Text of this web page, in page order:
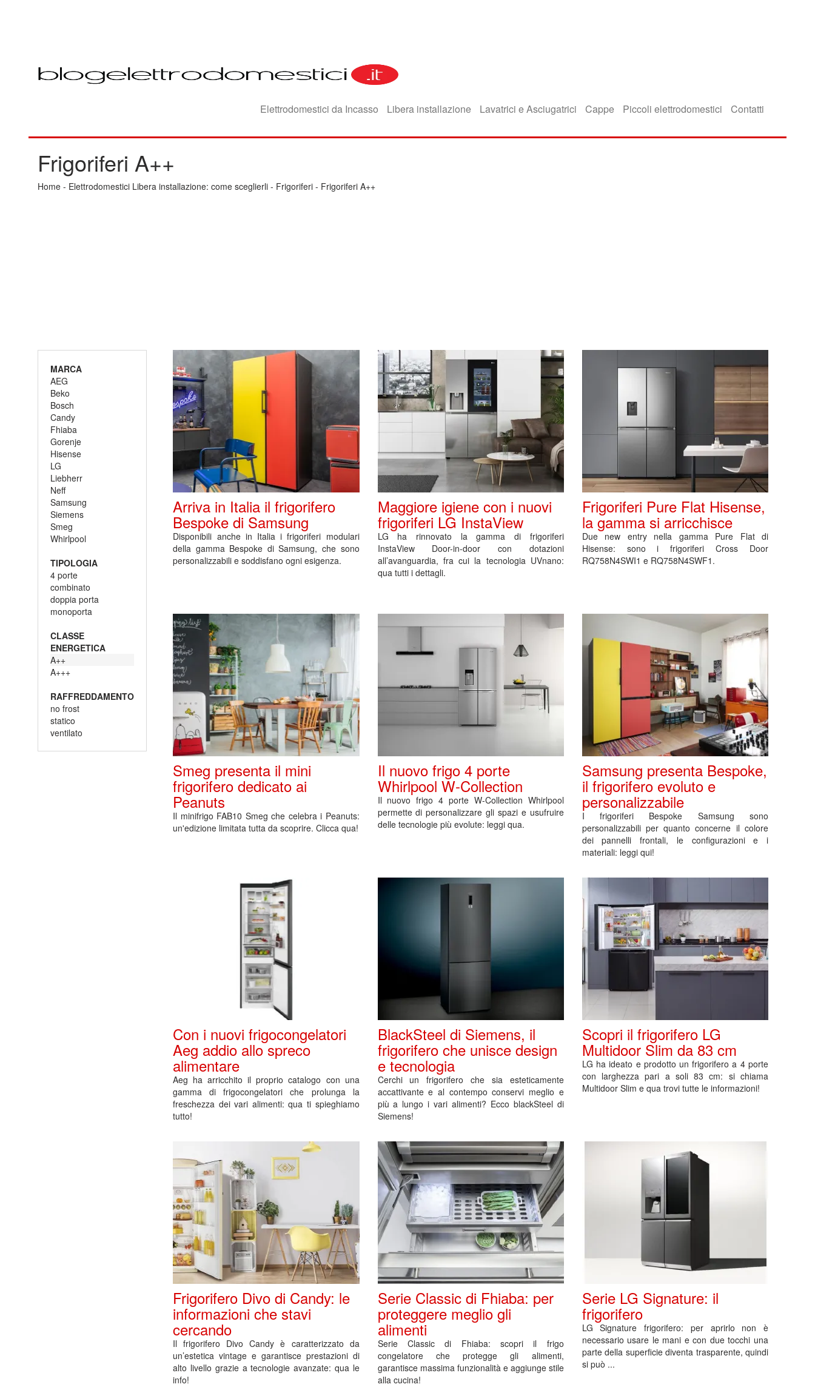
Elettrodomestici da Incasso Libera installazione Lavatrici e Asciugatrici Cappe Piccoli elettrodomestici Contatti
Frigoriferi A++
Home - Elettrodomestici Libera installazione: come sceglierli - Frigoriferi - Frigoriferi A++
MARCA
AEG
Beko
Bosch
Candy
Fhiaba
Gorenje
Hisense
LG
Liebherr
Neff
Samsung
Siemens
Smeg
Whirlpool
TIPOLOGIA
4 porte
combinato
doppia porta
monoporta
CLASSE
ENERGETICA
A++
A+++
RAFFREDDAMENTO
no frost
statico
ventilato
Arriva in Italia il frigorifero
Bespoke di Samsung
Disponibili anche in Italia i frigoriferi modulari
della gamma Bespoke di Samsung, che sono
personalizzabili e soddisfano ogni esigenza.
Maggiore igiene con i nuovi
frigoriferi LG InstaView
LG ha rinnovato la gamma di frigoriferi
InstaView Door-in-door con dotazioni
all’avanguardia, fra cui la tecnologia UVnano:
qua tutti i dettagli.
Frigoriferi Pure Flat Hisense,
la gamma si arricchisce
Due new entry nella gamma Pure Flat di
Hisense: sono i frigoriferi Cross Door
RQ758N4SWI1 e RQ758N4SWF1.
Smeg presenta il mini
frigorifero dedicato ai
Peanuts
Il minifrigo FAB10 Smeg che celebra i Peanuts:
un'edizione limitata tutta da scoprire. Clicca qua!
Il nuovo frigo 4 porte
Whirlpool W-Collection
Il nuovo frigo 4 porte W-Collection Whirlpool
permette di personalizzare gli spazi e usufruire
delle tecnologie più evolute: leggi qua.
Samsung presenta Bespoke,
il frigorifero evoluto e
personalizzabile
I frigoriferi Bespoke Samsung sono
personalizzabili per quanto concerne il colore
dei pannelli frontali, le configurazioni e i
materiali: leggi qui!
Con i nuovi frigocongelatori
Aeg addio allo spreco
alimentare
Aeg ha arricchito il proprio catalogo con una
gamma di frigocongelatori che prolunga la
freschezza dei vari alimenti: qua ti spieghiamo
tutto!
BlackSteel di Siemens, il
frigorifero che unisce design
e tecnologia
Cerchi un frigorifero che sia esteticamente
accattivante e al contempo conservi meglio e
più a lungo i vari alimenti? Ecco blackSteel di
Siemens!
Scopri il frigorifero LG
Multidoor Slim da 83 cm
LG ha ideato e prodotto un frigorifero a 4 porte
con larghezza pari a soli 83 cm: si chiama
Multidoor Slim e qua trovi tutte le informazioni!
Frigorifero Divo di Candy: le
informazioni che stavi
cercando
Il frigorifero Divo Candy è caratterizzato da
un’estetica vintage e garantisce prestazioni di
alto livello grazie a tecnologie avanzate: qua le
info!
Serie Classic di Fhiaba: per
proteggere meglio gli
alimenti
Serie Classic di Fhiaba: scopri il frigo
congelatore che protegge gli alimenti,
garantisce massima funzionalità e aggiunge stile
alla cucina!
Serie LG Signature: il
frigorifero
LG Signature frigorifero: per aprirlo non è
necessario usare le mani e con due tocchi una
parte della superficie diventa trasparente, quindi
si può ...